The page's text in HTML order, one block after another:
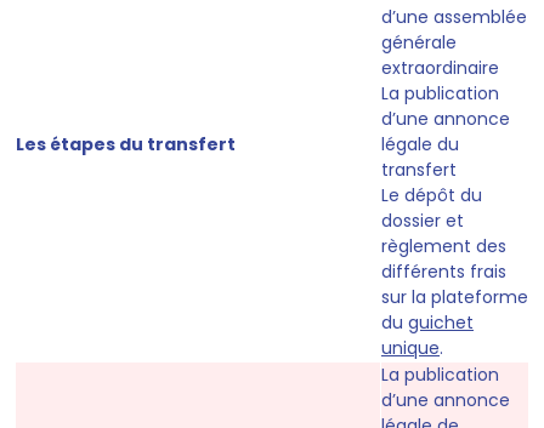
Les étapes du transfert
d’une assemblée
générale
extraordinaire
La publication
d’une annonce
légale du
transfert
Le dépôt du
dossier et
règlement des
différents frais
sur la plateforme
du guichet
unique.
La publication
d’une annonce